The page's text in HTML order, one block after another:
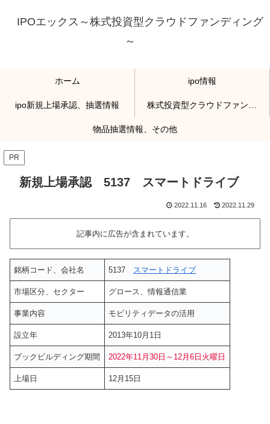
IPOエックス～株式投資型クラウドファンディング
～
ホーム ipo情報
ipo新規上場承認、抽選情報
物品抽選情報、その他
PR
新規上場承認 5137 スマートドライブ
2022.11.16 2022.11.29
記事内に広告が含まれています。
銘柄コード、会社名 5137 スマートドライブ
市場区分、セクター グロース、情報通信業
事業内容 モビリティデータの活用
設立年 2013年10月1日
ブックビルディング期間 2022年11月30日～12月6日火曜日
上場日 12月15日